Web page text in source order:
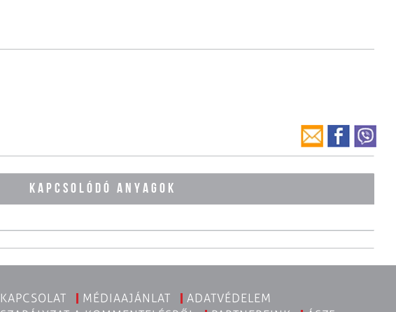
KAPCSOLÓDÓ ANYAGOK
KAPCSOLAT MÉDIAAJÁNLAT
ADATVÉDELEM